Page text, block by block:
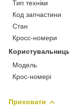
Тип техніки
Код запчастини
Стан
Кросс-номери
Модель
Крос-номері
Приховати